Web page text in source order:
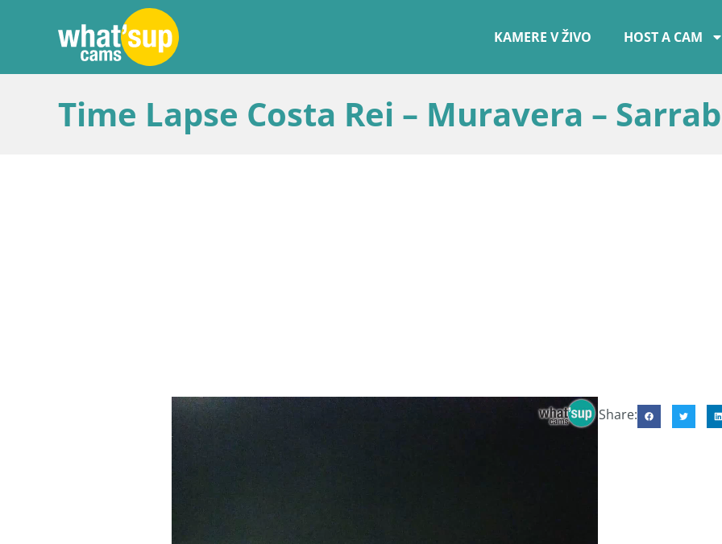
KAMERE V ŽIVO HOST A CAM
Time Lapse Costa Rei – Muravera –
Share: